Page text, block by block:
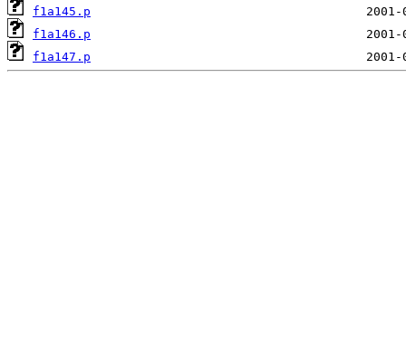
f1a145.p
f1a146.p
f1a147.p